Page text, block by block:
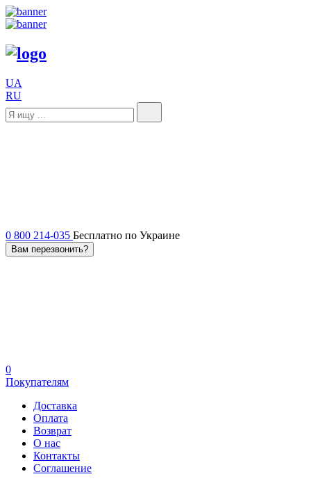
UA
RU
0 800 214-035 Бесплатно по Украине
Вам перезвонить?
0
Покупателям
Доставка
Оплата
Возврат
О нас
Контакты
Соглашение